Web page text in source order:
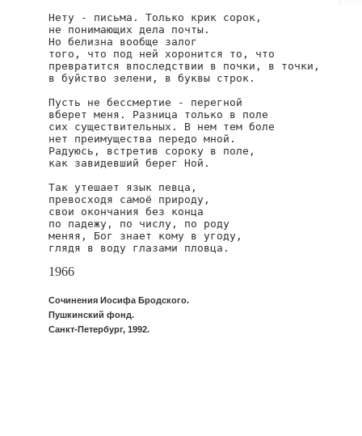
Нету - письма. Только крик сорок,
не понимающих дела почты.
Но белизна вообще залог
того, что под ней хоронится то, что
превратится впоследствии в почки, в точки,
в буйство зелени, в буквы строк.
Пусть не бессмертие - перегной
вберет меня. Разница только в поле
сих существительных. В нем тем боле
нет преимущества передо мной.
Радуюсь, встретив сороку в поле,
как завидевший берег Ной.
Так утешает язык певца,
превосходя самоё природу,
свои окончания без конца
по падежу, по числу, по роду
меняя, Бог знает кому в угоду,
глядя в воду глазами пловца.
1966
Сочинения Иосифа Бродского.
Пушкинский фонд.
Санкт-Петербург, 1992.